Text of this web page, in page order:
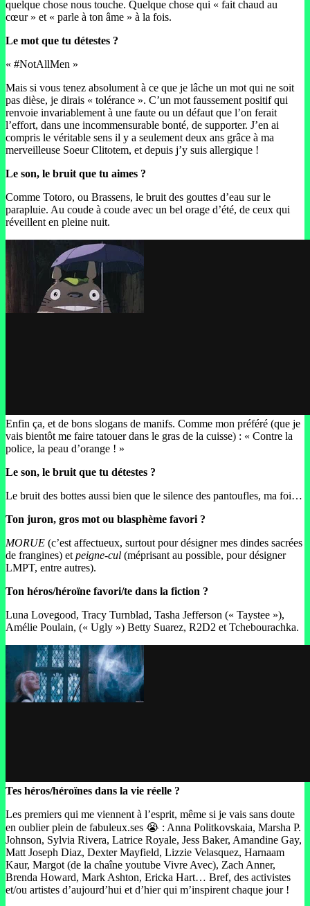
quelque chose nous touche. Quelque chose qui « fait chaud au
cœur » et « parle à ton âme » à la fois.
Le mot que tu détestes ?
« #NotAllMen »
Mais si vous tenez absolument à ce que je lâche un mot qui ne soit
pas dièse, je dirais « tolérance ». C’un mot faussement positif qui
renvoie invariablement à une faute ou un défaut que l’on ferait
l’effort, dans une incommensurable bonté, de supporter. J’en ai
compris le véritable sens il y a seulement deux ans grâce à ma
merveilleuse Soeur Clitotem, et depuis j’y suis allergique !
Le son, le bruit que tu aimes ?
Comme Totoro, ou Brassens, le bruit des gouttes d’eau sur le
parapluie. Au coude à coude avec un bel orage d’été, de ceux qui
réveillent en pleine nuit.
Enfin ça, et de bons slogans de manifs. Comme mon préféré (que je
vais bientôt me faire tatouer dans le gras de la cuisse) : « Contre la
police, la peau d’orange ! »
Le son, le bruit que tu détestes ?
Le bruit des bottes aussi bien que le silence des pantoufles, ma foi…
Ton juron, gros mot ou blasphème favori ?
MORUE (c’est affectueux, surtout pour désigner mes dindes sacrées
de frangines) et peigne-cul (méprisant au possible, pour désigner
LMPT, entre autres).
Ton héros/héroïne favori/te dans la fiction ?
Luna Lovegood, Tracy Turnblad, Tasha Jefferson (« Taystee »),
Amélie Poulain, (« Ugly ») Betty Suarez, R2D2 et Tchebourachka.
Tes héros/héroïnes dans la vie réelle ?
Les premiers qui me viennent à l’esprit, même si je vais sans doute
en oublier plein de fabuleux.ses 😭 : Anna Politkovskaia, Marsha P.
Johnson, Sylvia Rivera, Latrice Royale, Jess Baker, Amandine Gay,
Matt Joseph Diaz, Dexter Mayfield, Lizzie Velasquez, Harnaam
Kaur, Margot (de la chaîne youtube Vivre Avec), Zach Anner,
Brenda Howard, Mark Ashton, Ericka Hart… Bref, des activistes
et/ou artistes d’aujourd’hui et d’hier qui m’inspirent chaque jour !